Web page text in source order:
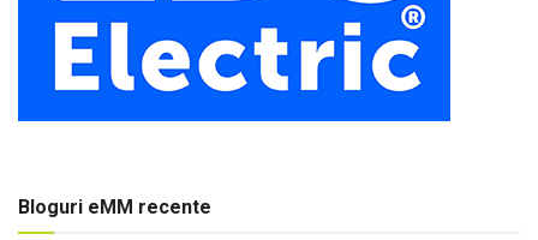
Bloguri eMM recente